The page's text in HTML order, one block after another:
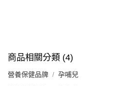
商品相關分類 (4)
營養保健品牌 孕哺兒